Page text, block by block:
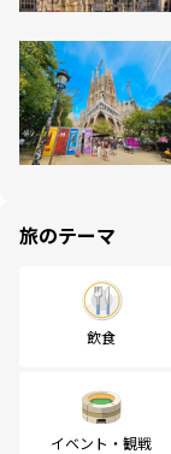
旅のテーマ
飲食
イベント・観戦